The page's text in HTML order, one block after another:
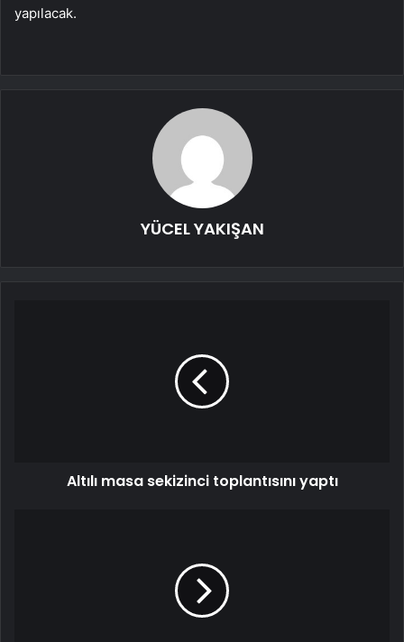
yapılacak.
YÜCEL YAKIŞAN
Altılı masa sekizinci toplantısını yaptı